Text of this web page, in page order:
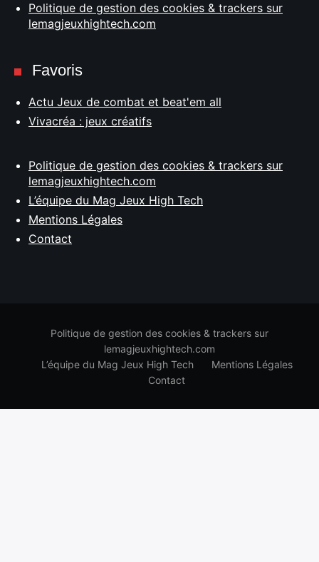
Politique de gestion des cookies & trackers sur
lemagjeuxhightech.com
Favoris
Actu Jeux de combat et beat'em all
Vivacréa : jeux créatifs
Politique de gestion des cookies & trackers sur
lemagjeuxhightech.com
L’équipe du Mag Jeux High Tech
Mentions Légales
Contact
Politique de gestion des cookies & trackers sur
lemagjeuxhightech.com
L’équipe du Mag Jeux High Tech
Mentions Légales
Contact